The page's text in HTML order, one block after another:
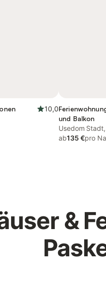
10,0
und Balkon
Usedom
ab135 €pro
&